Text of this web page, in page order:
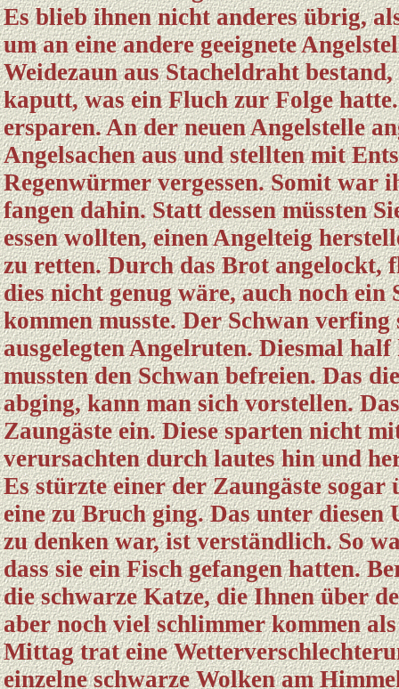
Es blieb ihnen nicht anderes übrig,
um an eine andere geeignete
Weidezaun aus Stacheldraht
kaputt, was ein Fluch zur Folge
ersparen. An der neuen Angelstelle
Angelsachen aus und stellten mit
Regenwürmer vergessen. Somit war
fangen dahin. Statt dessen müssten
essen wollten, einen Angelteig
zu retten. Durch das Brot angelockt,
dies nicht genug wäre, auch noch ein
kommen musste. Der Schwan
ausgelegten Angelruten. Diesmal
mussten den Schwan befreien. Das
abging, kann man sich vorstellen.
Zaungäste ein. Diese sparten nicht
verursachten durch lautes hin und
Es stürzte einer der Zaungäste sogar
eine zu Bruch ging. Das unter diesen
zu denken war, ist verständlich. So
dass sie ein Fisch gefangen hatten.
die schwarze Katze, die Ihnen über
aber noch viel schlimmer kommen
Mittag trat eine
einzelne schwarze Wolken am